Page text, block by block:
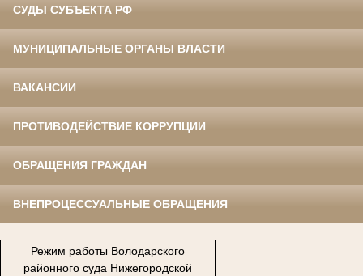
СУДЫ СУБЪЕКТА РФ
МУНИЦИПАЛЬНЫЕ ОРГАНЫ ВЛАСТИ
ВАКАНСИИ
ПРОТИВОДЕЙСТВИЕ КОРРУПЦИИ
ОБРАЩЕНИЯ ГРАЖДАН
ВНЕПРОЦЕССУАЛЬНЫЕ ОБРАЩЕНИЯ
Режим работы Володарского
районного суда Нижегородской